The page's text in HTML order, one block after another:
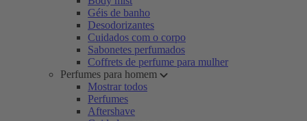
Géis de banho
Desodorizantes
Cuidados com o corpo
Sabonetes perfumados
Coffrets de perfume para mulher
Perfumes para homem
Mostrar todos
Perfumes
Aftershave